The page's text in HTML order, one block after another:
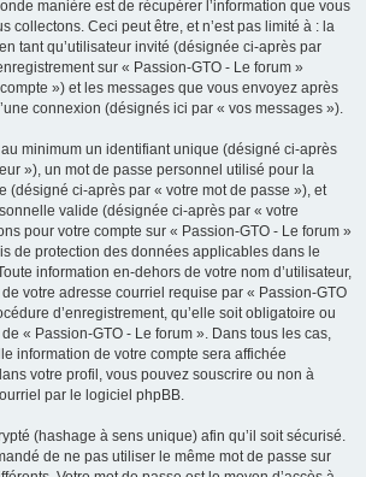
manière est de récupérer l’information que vous
collectons. Ceci peut être, et n’est pas limité à : la
tant qu’utilisateur invité (désignée ci-après par
sur « Passion-GTO - Le forum »
») et les messages que vous envoyez après
connexion (désignés ici par « vos messages »).
minimum un identifiant unique (désigné ci-après
»), un mot de passe personnel utilisé pour la
(désigné ci-après par « votre mot de passe »), et
valide (désignée ci-après par « votre
pour votre compte sur « Passion-GTO - Le forum »
de protection des données applicables dans le
information en-dehors de votre nom d’utilisateur,
votre adresse courriel requise par « Passion-GTO
d’enregistrement, qu’elle soit obligatoire ou
« Passion-GTO - Le forum ». Dans tous les cas,
information de votre compte sera affichée
votre profil, vous pouvez souscrire ou non à
par le logiciel phpBB.
(hashage à sens unique) afin qu’il soit sécurisé.
de ne pas utiliser le même mot de passe sur